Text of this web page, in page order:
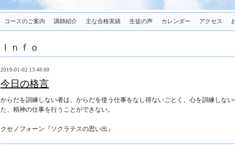
コースのご案内 講師紹介 主な合格実績 生徒の声 カレンダー アクセス
Ｉｎｆｏ
2019-01-02 13:48:00
今日の格言
からだを訓練しない者は、からだを使う仕事をなし得ないごとく、 心を訓練しない
た、精神の仕事を行うことができない。
クセノフォーン『ソクラテスの思い出』